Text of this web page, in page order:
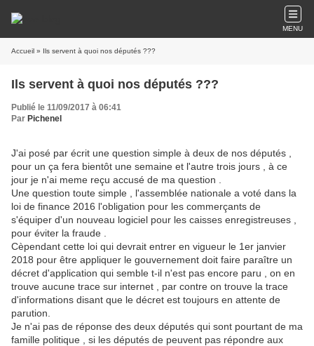
MENU
Accueil » Ils servent à quoi nos députés ???
Ils servent à quoi nos députés ???
Publié le 11/09/2017 à 06:41
Par Pichenel
J'ai posé par écrit une question simple à deux de nos députés ,
pour un ça fera bientôt une semaine et l'autre trois jours , à ce
jour je n'ai meme reçu accusé de ma question .
Une question toute simple , l'assemblée nationale a voté dans la
loi de finance 2016 l'obligation pour les commerçants de
s'équiper d'un nouveau logiciel pour les caisses enregistreuses ,
pour éviter la fraude .
Cèpendant cette loi qui devrait entrer en vigueur le 1er janvier
2018 pour être appliquer le gouvernement doit faire paraître un
décret d'application qui semble t-il n'est pas encore paru , on en
trouve aucune trace sur internet , par contre on trouve la trace
d'informations disant que le décret est toujours en attente de
parution.
Je n'ai pas de réponse des deux députés qui sont pourtant de ma
famille politique , si les députés de peuvent pas répondre aux